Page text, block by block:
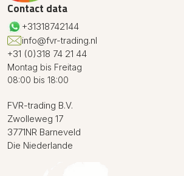
Contact data
+31318742144
info@fvr-trading.nl
+31 (0)318 74 21 44
Montag bis Freitag
08:00 bis 18:00
FVR-trading B.V.
Zwolleweg 17
3771NR Barneveld
Die Niederlande